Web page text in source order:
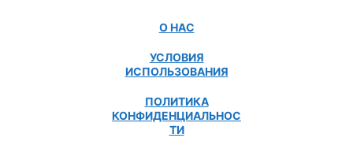
О НАС
УСЛОВИЯ
ИСПОЛЬЗОВАНИЯ
ПОЛИТИКА
КОНФИДЕНЦИАЛЬНОС
ТИ